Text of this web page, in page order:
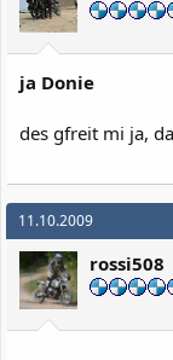
ja Donie
des gfreit mi ja,
11.10.2009
rossi508